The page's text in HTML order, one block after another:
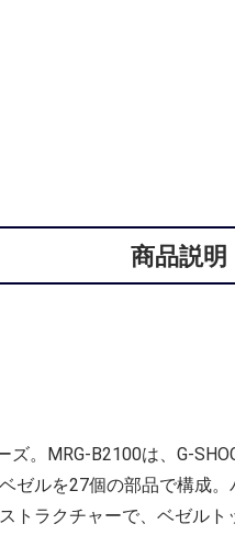
商品説明
ズ。MRG-B2100は、G-
ゼルを27個の部品で構成
トラクチャーで、ベゼル